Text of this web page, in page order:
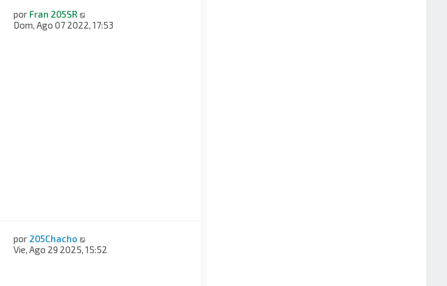
por Fran 205SR
Dom, Ago 07 2022, 17:53
por 205Chacho
Vie, Ago 29 2025, 15:52